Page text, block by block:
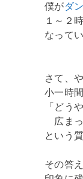
僕がダ
１～２
なって
さて、
小一時
「どう
広まっ
という
その答